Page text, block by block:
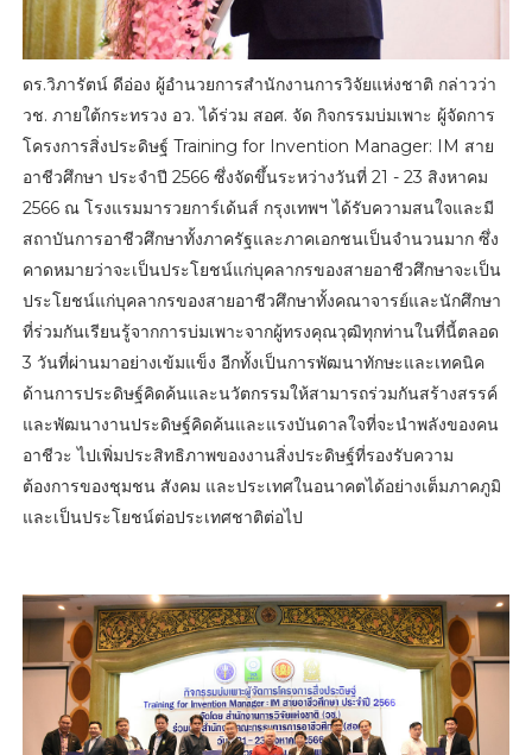
ดร.วิภารัตน์ ดีอ่อง ผู้อำนวยการสำนักงานการวิจัยแห่งชาติ กล่าวว่า
วช. ภายใต้กระทรวง อว. ได้ร่วม สอศ. จัด กิจกรรมบ่มเพาะ ผู้จัดการ
โครงการสิ่งประดิษฐ์ Training for Invention Manager: IM สาย
อาชีวศึกษา ประจําปี 2566 ซึ่งจัดขึ้นระหว่างวันที่ 21 - 23 สิงหาคม
2566 ณ โรงแรมมารวยการ์เด้นส์ กรุงเทพฯ ได้รับความสนใจและมี
สถาบันการอาชีวศึกษาทั้งภาครัฐและภาคเอกชนเป็นจำนวนมาก ซึ่ง
คาดหมายว่าจะเป็นประโยชน์แก่บุคลากรของสายอาชีวศึกษาจะเป็น
ประโยชน์แก่บุคลากรของสายอาชีวศึกษาทั้งคณาจารย์และนักศึกษา
ที่ร่วมกันเรียนรู้จากการบ่มเพาะจากผู้ทรงคุณวุฒิทุกท่านในที่นี้ตลอด
3 วันที่ผ่านมาอย่างเข้มแข็ง อีกทั้งเป็นการพัฒนาทักษะและเทคนิค
ด้านการประดิษฐ์คิดค้นและนวัตกรรมให้สามารถร่วมกันสร้างสรรค์
และพัฒนางานประดิษฐ์คิดค้นและแรงบันดาลใจที่จะนำพลังของคน
อาชีวะ ไปเพิ่มประสิทธิภาพของงานสิ่งประดิษฐ์ที่รองรับความ
ต้องการของชุมชน สังคม และประเทศในอนาคตได้อย่างเต็มภาคภูมิ
และเป็นประโยชน์ต่อประเทศชาติต่อไป